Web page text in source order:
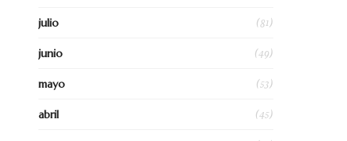
julio (81)
junio (49)
mayo (53)
abril (45)